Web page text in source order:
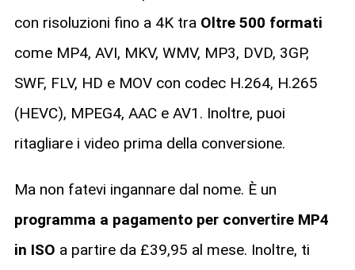
con risoluzioni fino a 4K tra Oltre 500 formati
come MP4, AVI, MKV, WMV, MP3, DVD, 3GP,
SWF, FLV, HD e MOV con codec H.264, H.265
(HEVC), MPEG4, AAC e AV1. Inoltre, puoi
ritagliare i video prima della conversione.
Ma non fatevi ingannare dal nome. È un
programma a pagamento per convertire MP4
in ISO a partire da £39,95 al mese. Inoltre, ti